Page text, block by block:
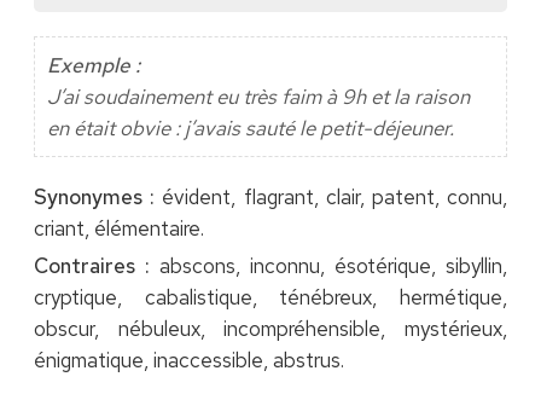
Exemple :
J’ai soudainement eu très faim à 9h et la raison
en était obvie : j’avais sauté le petit-déjeuner.
Synonymes : évident, flagrant, clair, patent, connu,
criant, élémentaire.
Contraires : abscons, inconnu, ésotérique, sibyllin,
cryptique, cabalistique, ténébreux, hermétique,
obscur, nébuleux, incompréhensible, mystérieux,
énigmatique, inaccessible, abstrus.